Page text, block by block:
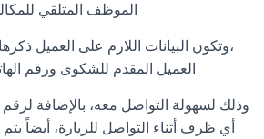
الموظف المتلقي
،وتكون البيانات اللازم على العميل
العميل المقدم للشكوى ورقم
وذلك لسهولة التواصل معه، بالإضافة
أي ظرف أثناء التواصل للزيارة، أيضاً